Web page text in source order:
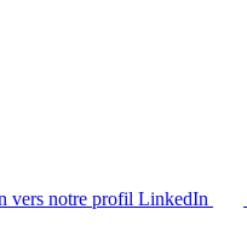
vers notre profil LinkedIn